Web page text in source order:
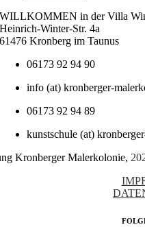
WILLKOMMEN in der Villa
Heinrich-Winter-Str. 4a
61476 Kronberg im Taunus
06173 92 94 90
info (at) kronberger-
06173 92 94 89
kunstschule (at)
Kronberger Malerkolonie,